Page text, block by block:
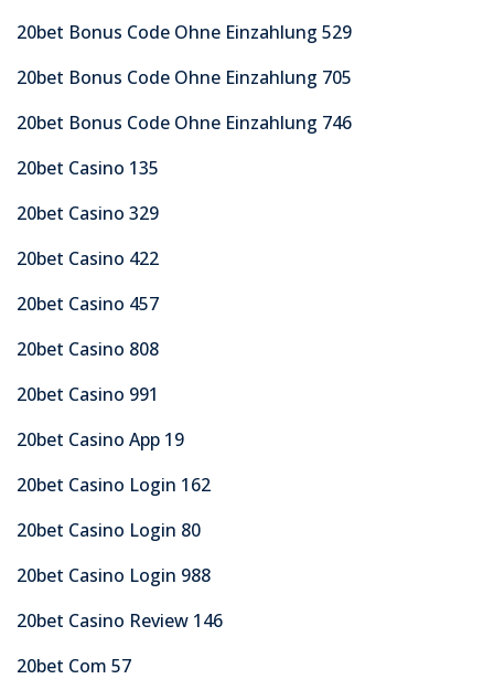
20bet Bonus Code Ohne Einzahlung 529
20bet Bonus Code Ohne Einzahlung 705
20bet Bonus Code Ohne Einzahlung 746
20bet Casino 135
20bet Casino 329
20bet Casino 422
20bet Casino 457
20bet Casino 808
20bet Casino 991
20bet Casino App 19
20bet Casino Login 162
20bet Casino Login 80
20bet Casino Login 988
20bet Casino Review 146
20bet Com 57